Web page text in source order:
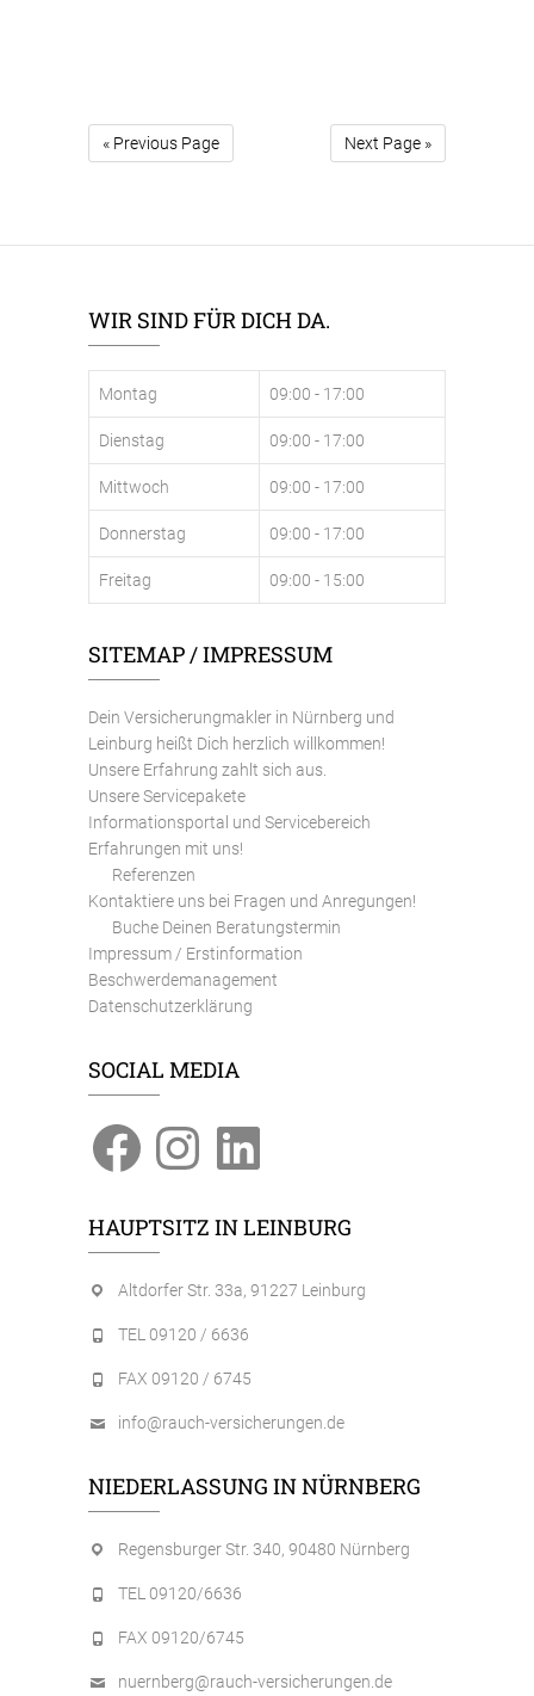
« Previous Page Next Page »
WIR SIND FÜR DICH DA.
Montag 09:00 - 17:00
Dienstag 09:00 - 17:00
Mittwoch 09:00 - 17:00
Donnerstag 09:00 - 17:00
Freitag 09:00 - 15:00
SITEMAP / IMPRESSUM
Dein Versicherungmakler in Nürnberg und
Leinburg heißt Dich herzlich willkommen!
Unsere Erfahrung zahlt sich aus.
Unsere Servicepakete
Informationsportal und Servicebereich
Erfahrungen mit uns!
Referenzen
Kontaktiere uns bei Fragen und Anregungen!
Buche Deinen Beratungstermin
Impressum / Erstinformation
Beschwerdemanagement
Datenschutzerklärung
SOCIAL MEDIA
FacebookInstagramLinkedIn
HAUPTSITZ IN LEINBURG
Altdorfer Str. 33a, 91227 Leinburg
TEL 09120 / 6636
FAX 09120 / 6745
info@rauch-versicherungen.de
NIEDERLASSUNG IN NÜRNBERG
Regensburger Str. 340, 90480 Nürnberg
TEL 09120/6636
FAX 09120/6745
nuernberg@rauch-versicherungen.de